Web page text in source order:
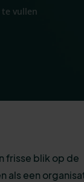
vullen
frisse blik op de
als een